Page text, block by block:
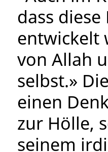
dass
entwickelt
von Allah
selbst.»
einen
zur Hölle,
seinem